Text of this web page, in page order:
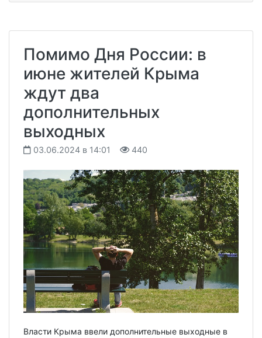
Помимо Дня России: в
июне жителей Крыма
ждут два
дополнительных
выходных
03.06.2024 в 14:01 440
Власти Крыма ввели дополнительные выходные в